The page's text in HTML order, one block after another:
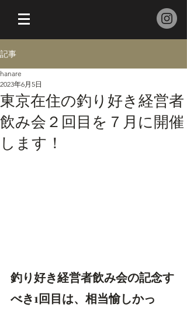
記事
東京在住の釣り好き経営者
飲み会２回目を７月に開催
します！
hanare
2023年6月5日
釣り好き経営者飲み会の記念す
べき1回目は、相当愉しかっ